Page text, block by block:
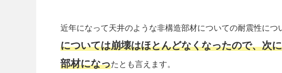
近年になって天井のような非構造部材についての耐震性につ
については崩壊はほとんどなくなったので、次
部材になったとも言えます。